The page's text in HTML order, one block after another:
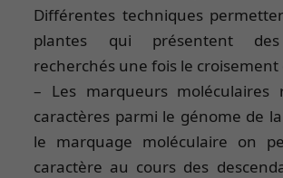
Différentes techniques
plantes qui présentent des
recherchés une fois le
– Les marqueurs moléculaires
caractères parmi le génome de
le marquage moléculaire on
caractère au cours des